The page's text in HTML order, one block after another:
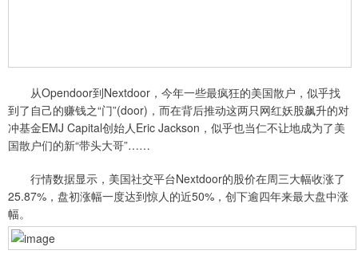
从Opendoor到Nextdoor，今年一些最疯狂的美国散户，似乎找
到了自己的赚钱之“门”(door)，而在背后推动这两只网红妖股飙升的对
冲基金EMJ Capital创始人Eric Jackson，似乎也当仁不让地成为了美
国散户们的新“带头大哥”……
行情数据显示，美国社交平台Nextdoor的股价在周三大幅收涨了
25.87%，盘初涨幅一度达到惊人的近50%，创下逾四年来最大盘中涨
幅。